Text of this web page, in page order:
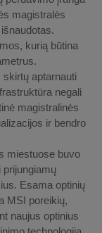
magistralės
kurią būtina
aptarnauti
negali
magistralinės
ir bendro
miestuose buvo
Esama optinių
MSI poreikių,
naujus optinius